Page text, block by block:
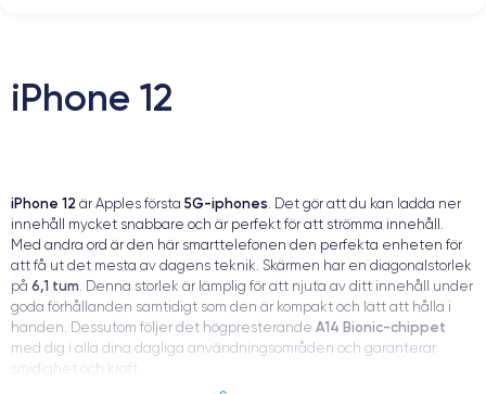
iPhone 12
iPhone 12 är Apples första 5G-iphones. Det gör att du kan ladda ner
innehåll mycket snabbare och är perfekt för att strömma innehåll.
Med andra ord är den här smarttelefonen den perfekta enheten för
att få ut det mesta av dagens teknik. Skärmen har en diagonalstorlek
på 6,1 tum. Denna storlek är lämplig för att njuta av ditt innehåll under
goda förhållanden samtidigt som den är kompakt och lätt att hålla i
handen. Dessutom följer det högpresterande A14 Bionic-chippet
med dig i alla dina dagliga användningsområden och garanterar
smidighet och kraft.